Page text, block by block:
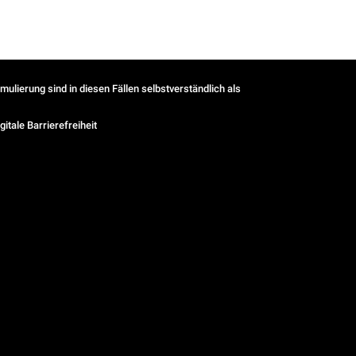
sind in diesen Fällen selbstverständlich als
Barrierefreiheit